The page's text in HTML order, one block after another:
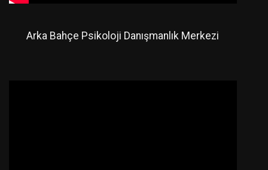
Arka Bahçe Psikoloji Danışmanlık Merkezi